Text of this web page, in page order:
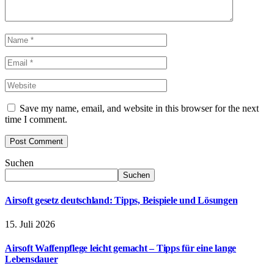
Save my name, email, and website in this browser for the next
time I comment.
Suchen
Suchen
Airsoft gesetz deutschland: Tipps, Beispiele und Lösungen
15. Juli 2026
Airsoft Waffenpflege leicht gemacht – Tipps für eine lange
Lebensdauer